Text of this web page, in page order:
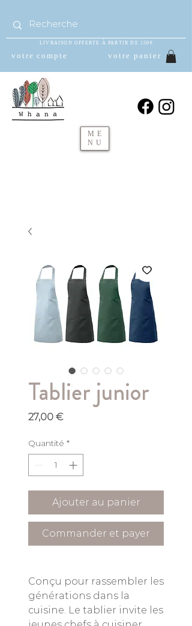
LIVRAISON OFFERTE À PARTIR DE 150€
votre compte votre panier
ME
NU
Tablier junior
27,00 €Prix
Quantité *
Ajouter au panier
Commander et payer
Conçu pour rassembler les
générations dans la
cuisine. Le tablier invite les